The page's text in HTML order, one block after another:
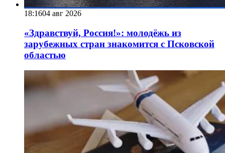
18:1604 авг 2026
«Здравствуй, Россия!»: молодёжь из
зарубежных стран знакомится с Псковской
областью